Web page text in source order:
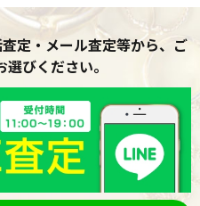
定・メール査定等から、ご
びください。